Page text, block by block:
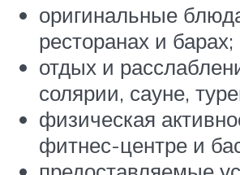
оригинальные
ресторанах и барах;
отдых и
солярии, сауне,
физическая
фитнес-центре и